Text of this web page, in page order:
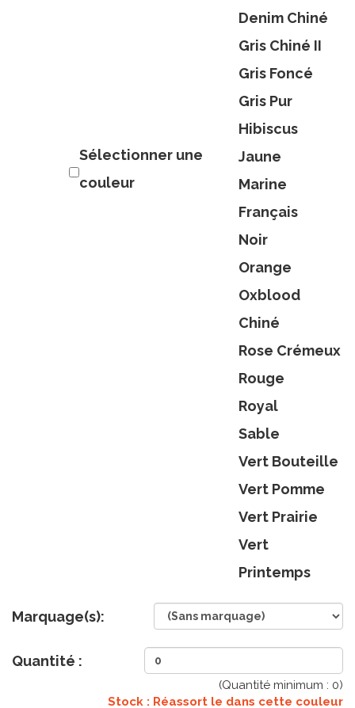
Sélectionner une
couleur
Denim Chiné
Gris Chiné II
Gris Foncé
Gris Pur
Hibiscus
Jaune
Marine
Français
Noir
Orange
Oxblood
Chiné
Rose Crémeux
Rouge
Royal
Sable
Vert Bouteille
Vert Pomme
Vert Prairie
Vert
Printemps
Marquage(s):
Quantité :
(Quantité minimum : 0)
Stock : Réassort le dans cette couleur